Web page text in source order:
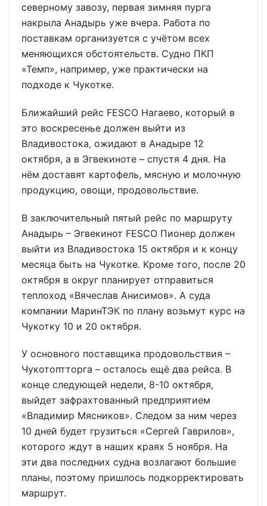
северному завозу, первая зимняя пурга
накрыла Анадырь уже вчера. Работа по
поставкам организуется с учётом всех
меняющихся обстоятельств. Судно ПКП
«Темп», например, уже практически на
подходе к Чукотке.
Ближайший рейс FESCO Нагаево, который в
это воскресенье должен выйти из
Владивостока, ожидают в Анадыре 12
октября, а в Эгвекиноте – спустя 4 дня. На
нём доставят картофель, мясную и молочную
продукцию, овощи, продовольствие.
В заключительный пятый рейс по маршруту
Анадырь – Эгвекинот FESCO Пионер должен
выйти из Владивостока 15 октября и к концу
месяца быть на Чукотке. Кроме того, после 20
октября в округ планирует отправиться
теплоход «Вячеслав Анисимов». А суда
компании МаринТЭК по плану возьмут курс на
Чукотку 10 и 20 октября.
У основного поставщика продовольствия –
Чукотоптторга – осталось ещё два рейса. В
конце следующей недели, 8-10 октября,
выйдет зафрахтованный предприятием
«Владимир Мясников». Следом за ним через
10 дней будет грузиться «Сергей Гаврилов»,
которого ждут в наших краях 5 ноября. На
эти два последних судна возлагают большие
планы, поэтому пришлось подкорректировать
маршрут.